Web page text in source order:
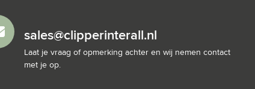
sales@clipperinterall.nl
Laat je vraag of opmerking achter en wij nemen contact
met je op.